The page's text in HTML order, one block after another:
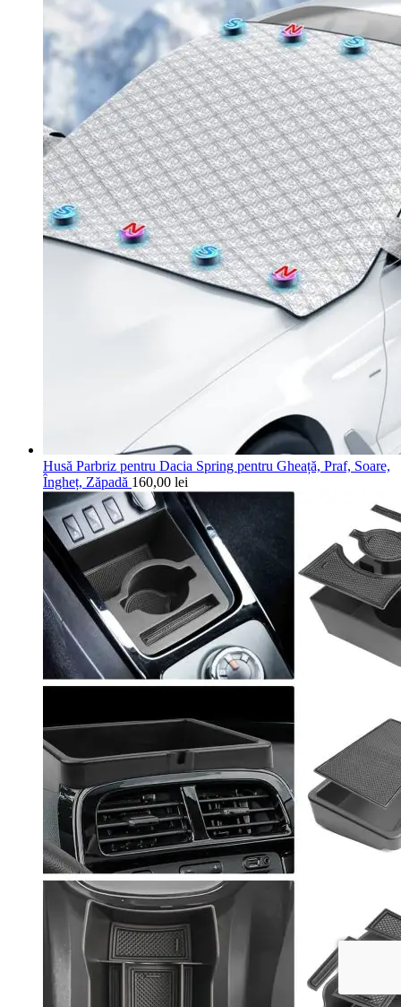
Husă Parbriz pentru Dacia Spring pentru Gheață, Praf, Soare,
Îngheț, Zăpadă 160,00 lei